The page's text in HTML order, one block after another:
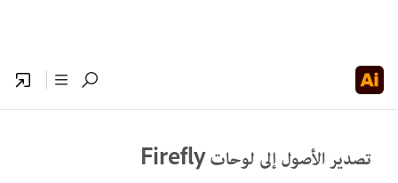
تصدير الأصول إلى لوحات Firefly